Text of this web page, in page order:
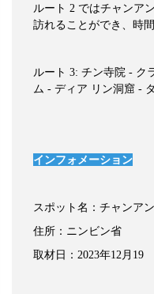
ルート 2 ではチャンア
訪れることができ、時
ルート 3: チン寺院 - ク
ム - ディア リン洞窟 -
インフォメーション
スポット名：チャンア
住所：ニンビン省
取材日： 2023年12 月 19